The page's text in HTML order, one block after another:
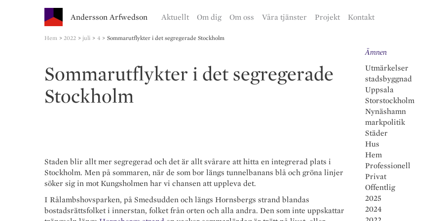
Andersson Arfwedson Aktuellt Om dig Om oss Våra tjänster Projekt Kontakt
Hem 2022 juli 4 Sommarutflykter i det segregerade Stockholm
Sommarutflykter i det segregerade
Stockholm
Staden blir allt mer segregerad och det är allt svårare att hitta en integrerad plats i
Stockholm. Men på sommaren, när de som bor längs tunnelbanans blå och gröna linjer
söker sig in mot Kungsholmen har vi chansen att uppleva det.
I Rålambshovsparken, på Smedsudden och längs Hornsbergs strand blandas
bostadsrättsfolket i innerstan, folket från orten och alla andra. Den som inte uppskattar
Ämnen
Utmärkelser
stadsbyggnad
Uppsala
Storstockholm
Nynäshamn
markpolitik
Städer
Hus
Hem
Professionell
Privat
Offentlig
2025
2024